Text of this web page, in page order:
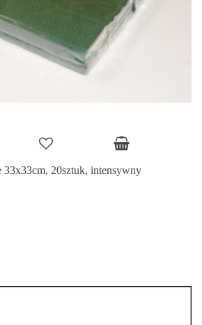
20sztuk, intensywny